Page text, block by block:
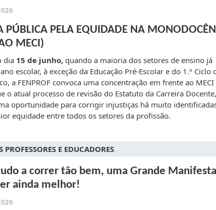
PÚBLICA PELA EQUIDADE NA
MECI)
dia 15 de junho,quando a maioria dos setores de ensino já
escolar, à exceção da Educação Pré-Escolar e do 1.º Ciclo
a FENPROF convoca uma concentração em frente ao MECI
o atual processo de revisão do Estatuto da Carreira Docente,
oportunidade para corrigir injustiças há muito
equidade entre todos os setores da profissão.
PROFESSORES E EDUCADORES
a correr tão bem, uma Grande
ainda melhor!